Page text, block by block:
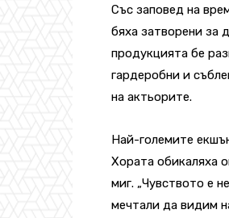
Със заповед на
бяха затворени за
продукцията бе
гардеробни и
на актьорите.
Най-големите
Хората обикаляха
миг. „Чувството е
мечтали да видим